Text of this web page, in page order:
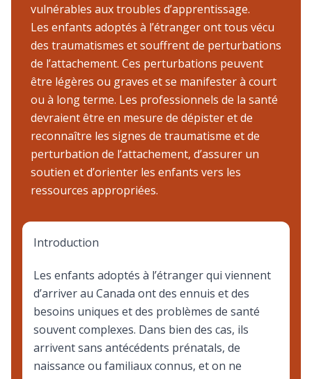
vulnérables aux troubles d’apprentissage.
Les enfants adoptés à l’étranger ont tous vécu
des traumatismes et souffrent de perturbations
de l’attachement. Ces perturbations peuvent
être légères ou graves et se manifester à court
ou à long terme. Les professionnels de la santé
devraient être en mesure de dépister et de
reconnaître les signes de traumatisme et de
perturbation de l’attachement, d’assurer un
soutien et d’orienter les enfants vers les
ressources appropriées.
Introduction
Les enfants adoptés à l’étranger qui viennent
d’arriver au Canada ont des ennuis et des
besoins uniques et des problèmes de santé
souvent complexes. Dans bien des cas, ils
arrivent sans antécédents prénatals, de
naissance ou familiaux connus, et on ne